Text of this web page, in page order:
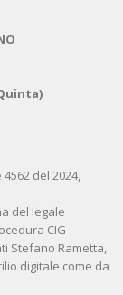
del 2024,
del legale
CIG
Stefano Rametta,
digitale come da